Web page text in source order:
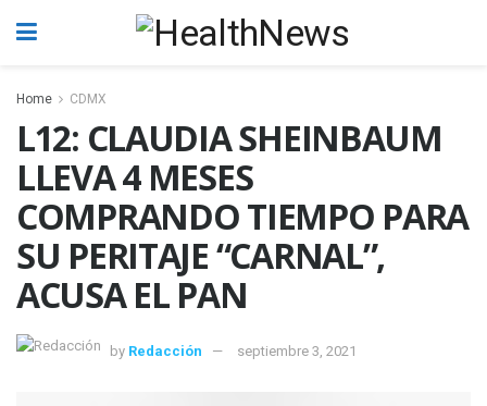
Home CDMX
L12: CLAUDIA SHEINBAUM
LLEVA 4 MESES
COMPRANDO TIEMPO PARA
SU PERITAJE “CARNAL”,
ACUSA EL PAN
by Redacción septiembre 3, 2021